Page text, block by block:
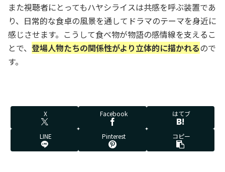
また視聴者にとってもハヤシライスは共感を呼ぶ装置であ
り、日常的な食卓の風景を通してドラマのテーマを身近に
感じさせます。こうして食べ物が物語の感情線を支えるこ
とで、 登場人物たちの関係性がより立体的に描かれるので
す。
X Facebook はてブ
LINE Pinterest コピー